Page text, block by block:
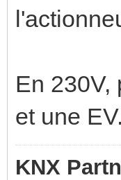
En 230V,
et une EV.
KNX